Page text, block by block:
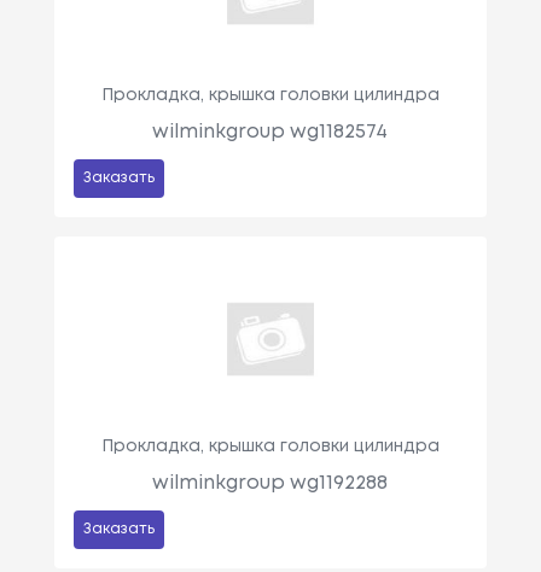
Прокладка, крышка головки цилиндра
wilminkgroup wg1182574
Заказать
Прокладка, крышка головки цилиндра
wilminkgroup wg1192288
Заказать